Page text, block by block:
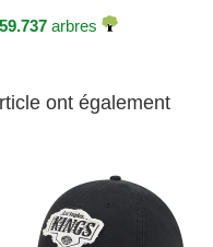
arbres
ont également